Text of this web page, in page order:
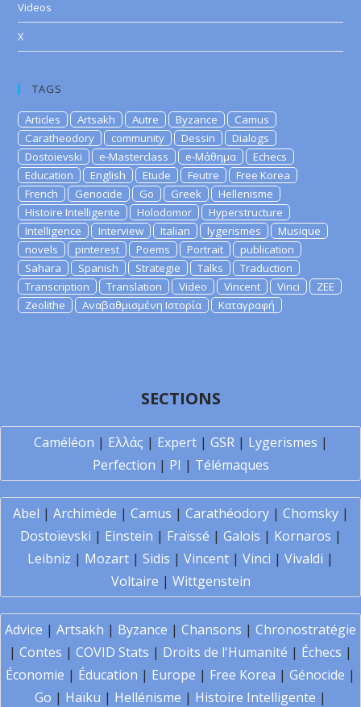
Videos
X
TAGS
Articles Artsakh Autre Byzance
Camus
Caratheodory
community Dessin
Dialogs
Dostoievski
e-Masterclass e-Μάθημα
Echecs
Education
English Etude Feutre
Free Korea
French
Genocide Go Greek
Hellenisme
Histoire Intelligente
Holodomor
Hyperstructure
Intelligence
Interview Italian lygerismes
Musique
novels
pinterest Poems Portrait
publication
Sahara
Spanish Strategie Talks
Traduction
Transcription
Translation Video Vincent Vinci
ZEE
Zeolithe
Αναβαθμισμένη Ιστορία Καταγραφή
SECTIONS
Caméléon | Ελλάς | Expert| GSR| Lygerismes |
Perfection | PI | Télémaques
Abel | Archimède | Camus | Carathéodory| Chomsky|
Dostoïevski | Einstein | Fraïssé | Galois | Kornaros |
Leibniz | Mozart | Sidis | Vincent | Vinci | Vivaldi |
Voltaire | Wittgenstein
Advice | Artsakh | Byzance | Chansons | Chronostratégie
| Contes | COVID Stats | Droits de l'Humanité | Échecs |
Économie | Éducation | Europe | Free Korea | Génocide |
Go | Haïku | Hellénisme | Histoire Intelligente |